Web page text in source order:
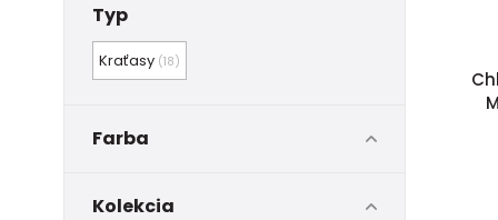
Typ
Kraťasy (18)
Farba
Kolekcia